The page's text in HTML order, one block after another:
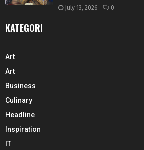
July 13, 2026 0
KATEGORI
Art
Art
Business
Culinary
Headline
Inspiration
IT